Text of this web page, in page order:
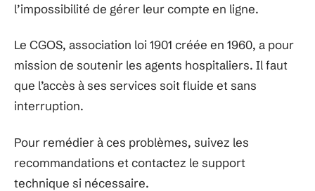
l’impossibilité de gérer leur compte en ligne.
Le CGOS, association loi 1901 créée en 1960, a pour
mission de soutenir les agents hospitaliers. Il faut
que l’accès à ses services soit fluide et sans
interruption.
Pour remédier à ces problèmes, suivez les
recommandations et contactez le support
technique si nécessaire.